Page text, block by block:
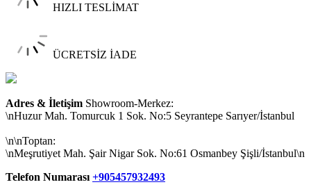
HIZLI TESLİMAT
ÜCRETSİZ İADE
Adres & İletişim Showroom-Merkez:
\nHuzur Mah. Tomurcuk 1 Sok. No:5 Seyrantepe Sarıyer/İstanbul
\n\nToptan:
\nMeşrutiyet Mah. Şair Nigar Sok. No:61 Osmanbey Şişli/İstanbul\n
Telefon Numarası +905457932493